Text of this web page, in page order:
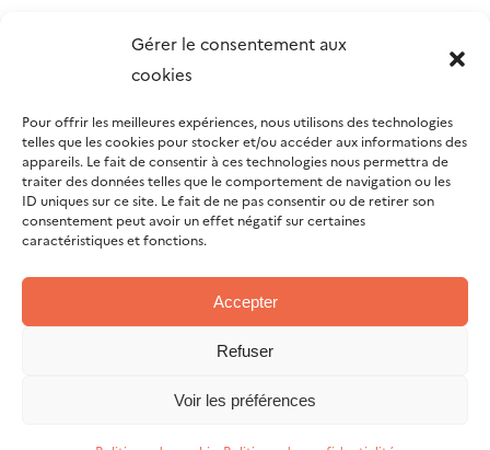
Gérer le consentement aux
cookies
Pour offrir les meilleures expériences, nous utilisons des technologies
telles que les cookies pour stocker et/ou accéder aux informations des
appareils. Le fait de consentir à ces technologies nous permettra de
traiter des données telles que le comportement de navigation ou les
ID uniques sur ce site. Le fait de ne pas consentir ou de retirer son
consentement peut avoir un effet négatif sur certaines
caractéristiques et fonctions.
Accepter
Refuser
Voir les préférences
Mentions Légales|Atelier du Design